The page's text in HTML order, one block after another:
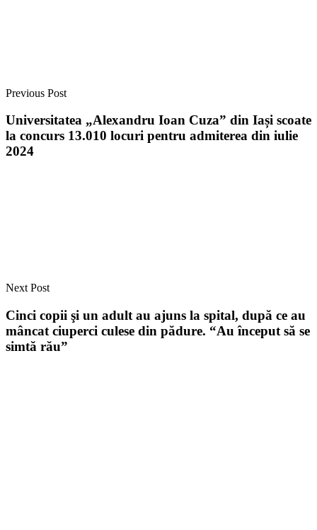
Previous Post
Universitatea „Alexandru Ioan Cuza” din Iași scoate
la concurs 13.010 locuri pentru admiterea din iulie
2024
Next Post
Cinci copii şi un adult au ajuns la spital, după ce au
mâncat ciuperci culese din pădure. “Au început să se
simtă rău”